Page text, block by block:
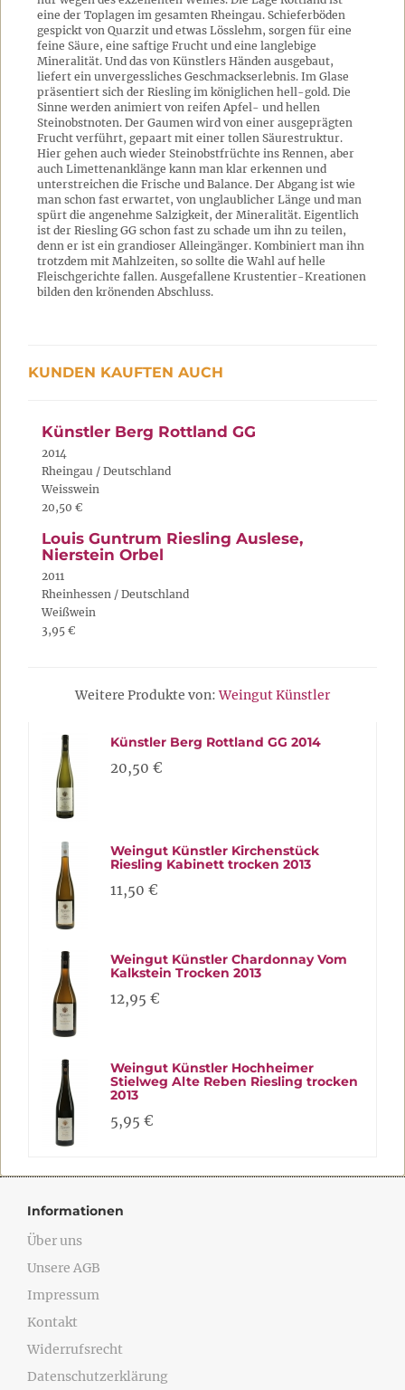
eine der Toplagen im gesamten Rheingau. Schieferböden
gespickt von Quarzit und etwas Lösslehm, sorgen für eine
feine Säure, eine saftige Frucht und eine langlebige
Mineralität. Und das von Künstlers Händen ausgebaut,
liefert ein unvergessliches Geschmackserlebnis. Im Glase
präsentiert sich der Riesling im königlichen hell-gold. Die
Sinne werden animiert von reifen Apfel- und hellen
Steinobstnoten. Der Gaumen wird von einer ausgeprägten
Frucht verführt, gepaart mit einer tollen Säurestruktur.
Hier gehen auch wieder Steinobstfrüchte ins Rennen, aber
auch Limettenanklänge kann man klar erkennen und
unterstreichen die Frische und Balance. Der Abgang ist wie
man schon fast erwartet, von unglaublicher Länge und man
spürt die angenehme Salzigkeit, der Mineralität. Eigentlich
ist der Riesling GG schon fast zu schade um ihn zu teilen,
denn er ist ein grandioser Alleingänger. Kombiniert man ihn
trotzdem mit Mahlzeiten, so sollte die Wahl auf helle
Fleischgerichte fallen. Ausgefallene Krustentier-Kreationen
bilden den krönenden Abschluss.
KUNDEN KAUFTEN AUCH
Künstler Berg Rottland GG
2014
Rheingau / Deutschland
Weisswein
20,50 €
Louis Guntrum Riesling Auslese,
Nierstein Orbel
2011
Rheinhessen / Deutschland
Weißwein
3,95 €
Weitere Produkte von:Weingut Künstler
Künstler Berg Rottland GG 2014
20,50 €
Weingut Künstler Kirchenstück
Riesling Kabinett trocken 2013
11,50 €
Weingut Künstler Chardonnay Vom
Kalkstein Trocken 2013
12,95 €
Weingut Künstler Hochheimer
Stielweg Alte Reben Riesling trocken
2013
5,95 €
Informationen
Über uns
Unsere AGB
Impressum
Kontakt
Widerrufsrecht
Datenschutzerklärung